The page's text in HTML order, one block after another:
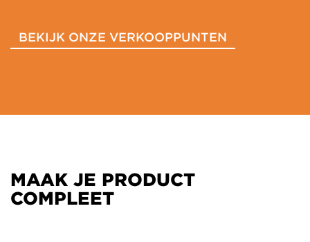
BEKIJK ONZE VERKOOPPUNTEN
MAAK JE PRODUCT
COMPLEET